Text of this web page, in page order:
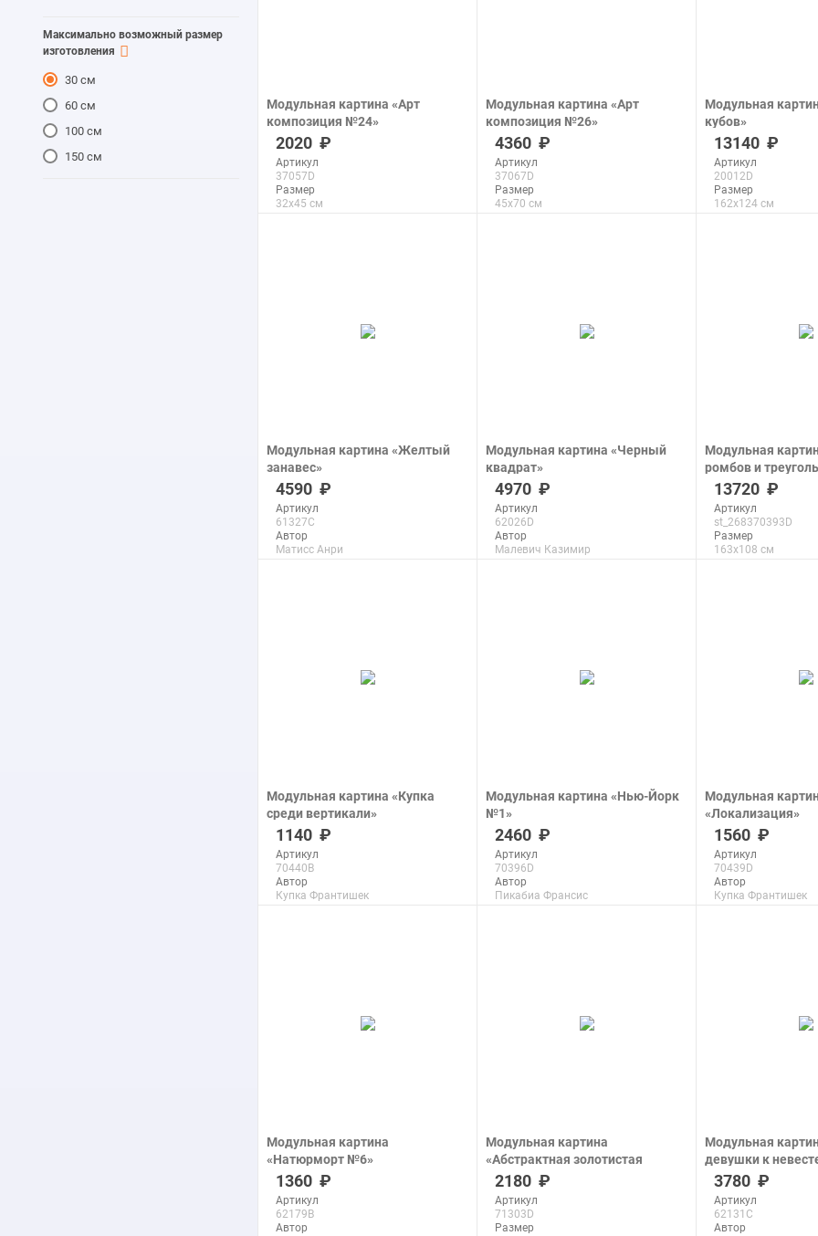
Максимально возможный размер
изготовления
30 см
60 см
100 см
150 см
Модульная картина «Арт
композиция №24»
печать на холсте
2020
Артикул
37057D
Размер
32x45 см
Модульная картина «Арт
композиция №26»
печать на холсте
4360
Артикул
37067D
Размер
45x70 см
Модульная
кубов»
печать на холсте
13140
Артикул
20012D
Размер
162x124 см
Модульная картина «Желтый
занавес»
печать на холсте
4590
Артикул
61327C
Автор
Матисс Анри
Модульная картина «Черный
квадрат»
печать на холсте
4970
Артикул
62026D
Автор
Малевич Казимир
Модульная
ромбов и
бушующего моря»
печать на холсте
13720
Артикул
st_268370393D
Размер
163x108 см
Модульная картина «Купка
среди вертикали»
печать на холсте
1140
Артикул
70440B
Автор
Купка Франтишек
Модульная картина «Нью-Йорк
№1»
печать на холсте
2460
Артикул
70396D
Автор
Пикабиа Франсис
Модульная
«Локализация»
печать на холсте
1560
Артикул
70439D
Автор
Купка Франтишек
Модульная картина
«Натюрморт №6»
печать на холсте
1360
Артикул
62179B
Автор
Модульная картина
«Абстрактная золотистая
композиция»
печать на холсте
2180
Артикул
71303D
Размер
Модульная
девушки к
печать на холсте
3780
Артикул
62131C
Автор